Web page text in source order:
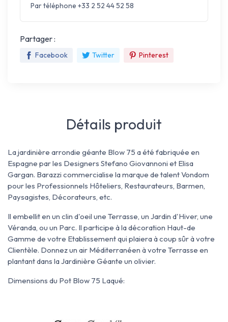
Par téléphone +33 2 52 44 52 58
Partager :
Facebook Twitter Pinterest
Détails produit
La jardinière arrondie géante Blow 75 a été fabriquée en
Espagne par les Designers Stefano Giovannoni et Elisa
Gargan. Barazzi commercialise la marque de talent Vondom
pour les Professionnels Hôteliers, Restaurateurs, Barmen,
Paysagistes, Décorateurs, etc.
Il embellit en un clin d'oeil une Terrasse, un Jardin d'Hiver, une
Véranda, ou un Parc. Il participe à la décoration Haut-de
Gamme de votre Etablissement qui plaiera à coup sûr à votre
Clientèle. Donnez un air Méditerranéen à votre Terrasse en
plantant dans la Jardinière Géante un olivier.
Dimensions du Pot Blow 75 Laqué: